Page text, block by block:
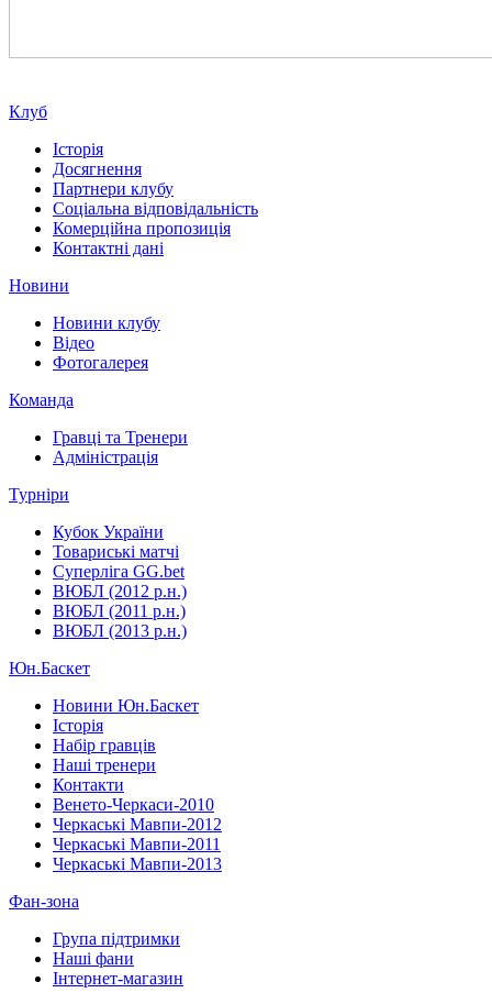
Клуб
Історія
Досягнення
Партнери клубу
Соціальна відповідальність
Комерційна пропозиція
Контактні дані
Новини
Новини клубу
Відео
Фотогалерея
Команда
Гравці та Тренери
Адміністрація
Турніри
Кубок України
Товариські матчі
Суперліга GG.bet
ВЮБЛ (2012 р.н.)
ВЮБЛ (2011 р.н.)
ВЮБЛ (2013 р.н.)
Юн.Баскет
Новини Юн.Баскет
Історія
Набір гравців
Наші тренери
Контакти
Венето-Черкаси-2010
Черкаські Мавпи-2012
Черкаські Мавпи-2011
Черкаські Мавпи-2013
Фан-зона
Група підтримки
Наші фани
Інтернет-магазин